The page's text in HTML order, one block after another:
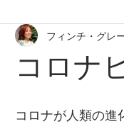
リテーターワークショップ
コロナ
フィンチ・グレ
コロナが人類の進